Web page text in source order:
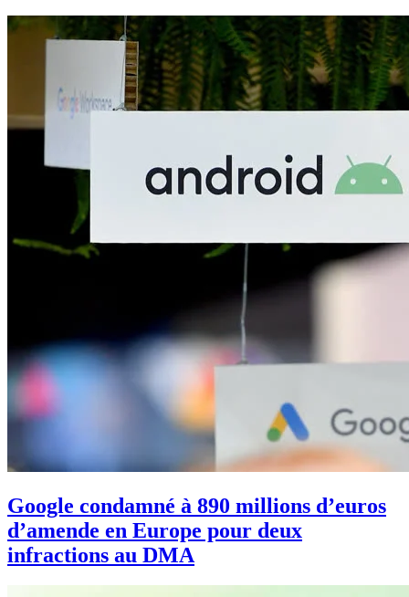
Google condamné à 890 millions d’euros
d’amende en Europe pour deux
infractions au DMA